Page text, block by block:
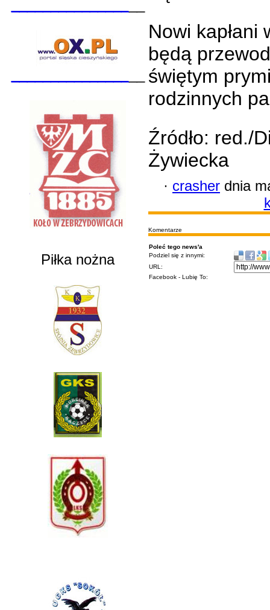
Piłka nożna
Nowi kapłani
będą
świętym
rodzinnych
Źródło: red./
Żywiecka
· crasher dnia
Komentarze
Poleć tego news'a
Podziel się z innymi:
URL:
Facebook - Lubię To: